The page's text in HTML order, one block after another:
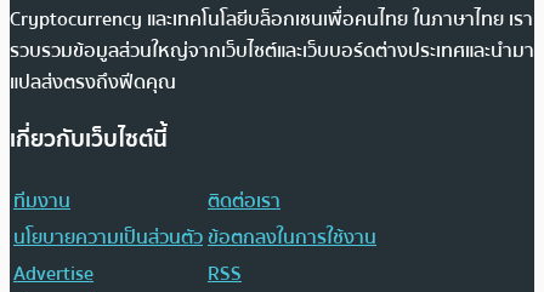
Cryptocurrency และเทคโนโลยีบล็อกเชนเพื่อคนไทย ในภาษาไทย เรา
รวบรวมข้อมูลส่วนใหญ่จากเว็บไซต์และเว็บบอร์ดต่างประเทศและนำมา
แปลส่งตรงถึงฟีดคุณ
เกี่ยวกับเว็บไซต์นี้
ทีมงาน
ติดต่อเรา
นโยบายความเป็นส่วนตัวข้อตกลงในการใช้งาน
Advertise
RSS